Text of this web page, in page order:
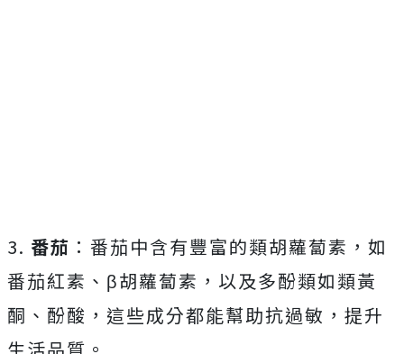
3. 番茄 ：番茄中含有豐富的類胡蘿蔔素，如
番茄紅素、β胡蘿蔔素，以及多酚類如類黃
酮、酚酸，這些成分都能幫助抗過敏，提升